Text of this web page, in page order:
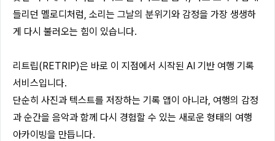
들리던 멜로디처럼, 소리는 그날의 분위기와 감정을 가장 생생하
게 다시 불러오는 힘이 있습니다.
리트립(RETRIP)은 바로 이 지점에서 시작된 AI 기반 여행 기록
서비스입니다.
단순히 사진과 텍스트를 저장하는 기록 앱이 아니라, 여행의 감정
과 순간을 음악과 함께 다시 경험할 수 있는 새로운 형태의 여행
아카이빙을 만듭니다.